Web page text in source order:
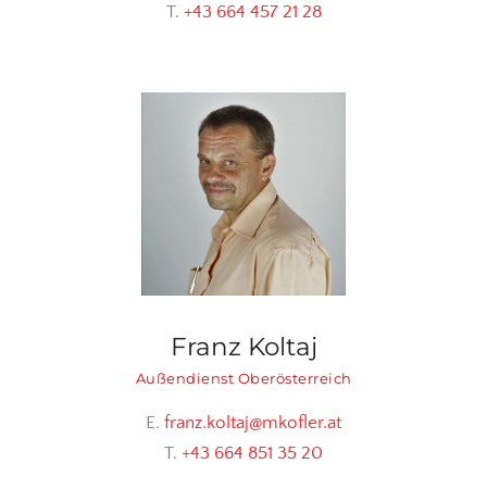
T. +43 664 457 21 28
Franz Koltaj
Außendienst Oberösterreich
E. franz.koltaj@mkofler.at
T. +43 664 851 35 20